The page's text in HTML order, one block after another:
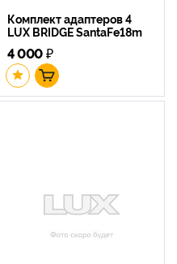
Комплект адаптеров 4
LUX BRIDGE SantaFe18m
4 000₽